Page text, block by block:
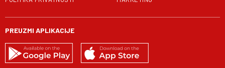
PREUZMI APLIKACIJE